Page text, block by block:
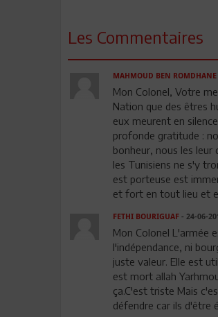
Les Commentaires
MAHMOUD BEN ROMDHANE
Mon Colonel, Votre
Nation que des êtres
eux meurent en
profonde gratitude :
bonheur, nous les
les Tunisiens ne s'y
est porteuse est
et fort en tout lieu et
FETHI BOURIGUAF- 24-06-
Mon Colonel L'armée
l'indépendance, ni
juste valeur. Elle est
est mort allah
ça.C'est triste Mais
défendre car ils d'être